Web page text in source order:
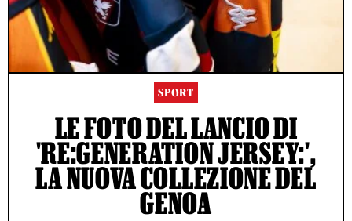
SPORT
LE FOTO DEL LANCIO DI
'RE:GENERATION JERSEY:',
LA NUOVA COLLEZIONE DEL
GENOA